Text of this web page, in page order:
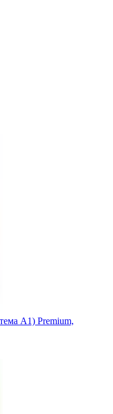
А1) Premium,